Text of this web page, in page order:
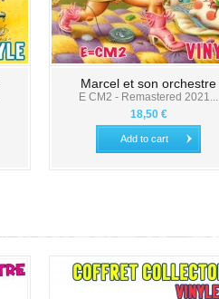
Marcel et son orchestre
E CM2 - Remastered 2021...
18,50 €
Add to cart